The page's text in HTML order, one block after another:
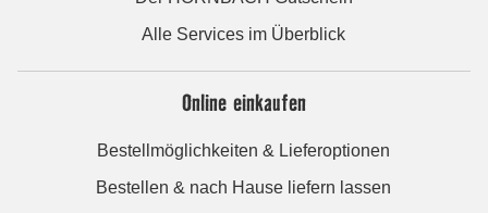
Alle Services im Überblick
Online einkaufen
Bestellmöglichkeiten & Lieferoptionen
Bestellen & nach Hause liefern lassen